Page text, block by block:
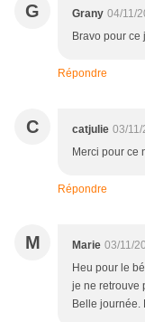
G Grany 04/11/
Bravo pour ce
Répondre
C catjulie 03/
Merci pour ce
Répondre
M Marie 03/11/
Heu pour le
je ne retrouve
Belle journée.